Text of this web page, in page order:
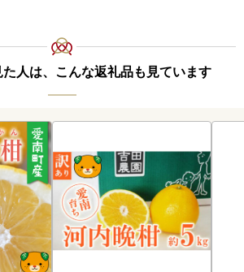
人は、こんな返礼品も見ています